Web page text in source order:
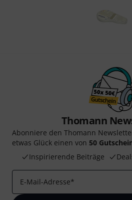
Thomann
Abonniere den Thomann
etwas Glück einen von 50
Inspirierende Beiträge
E-Mail-Adresse*